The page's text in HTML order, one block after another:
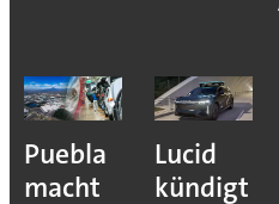
Puebla
macht
Lucid
kündigt